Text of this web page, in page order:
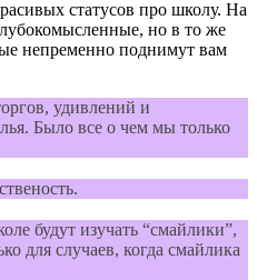
статусов про школу. На
но в то же
непременно поднимут вам
удивлений и
Было все о чем мы только
будут изучать “смайлики”,
для случаев, когда смайлика